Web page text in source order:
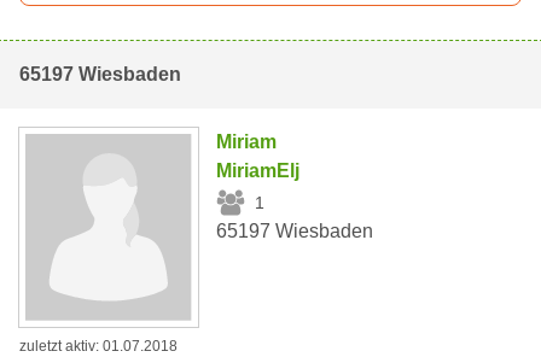
65197 Wiesbaden
Miriam
MiriamElj
1
65197 Wiesbaden
zuletzt aktiv: 01.07.2018